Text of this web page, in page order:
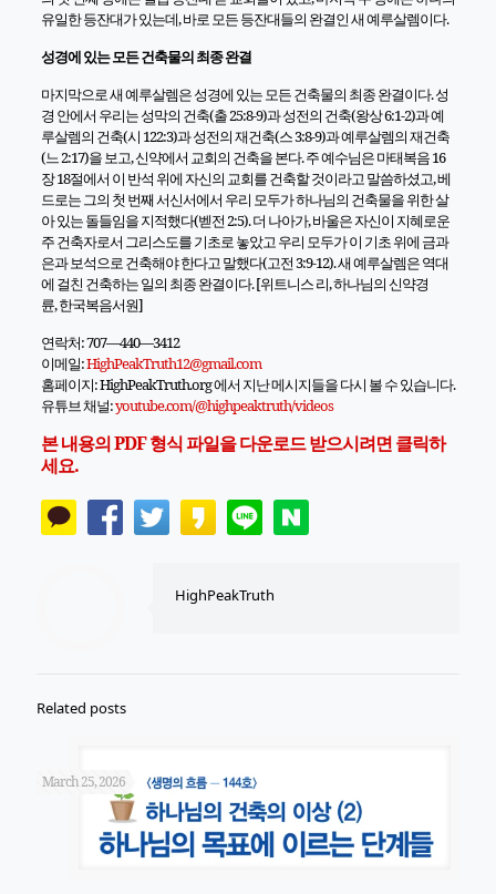
유일한 등잔대가 있는데,바로 모든 등잔대들의 완결인 새 예루살렘이다.
성경에 있는 모든 건축물의 최종 완결
마지막으로 새 예루살렘은 성경에 있는 모든 건축물의 최종 완결이다.성
경 안에서 우리는 성막의 건축(출25:8-9)과 성전의 건축(왕상6:1-2)과 예
루살렘의 건축(시 122:3)과 성전의 재건축(스3:8-9)과 예루살렘의 재건축
(느2:17)을 보고,신약에서 교회의 건축을 본다.주 예수님은 마태복음16
장18절에서 이 반석 위에 자신의 교회를 건축할 것이라고 말씀하셨고,베
드로는 그의 첫 번째 서신서에서 우리 모두가 하나님의 건축물을 위한 살
아 있는 돌들임을 지적했다(벧전2:5).더 나아가,바울은 자신이 지혜로운
주 건축자로서 그리스도를 기초로 놓았고 우리 모두가 이 기초 위에 금과
은과 보석으로 건축해야 한다고 말했다(고전3:9-12).새 예루살렘은 역대
에 걸친 건축하는 일의 최종 완결이다. [위트니스 리,하나님의 신약경
륜,한국복음서원]
연락처: 707—440—3412
이메일:HighPeakTruth12@gmail.com
홈페이지: HighPeakTruth.org 에서 지난 메시지들을 다시 볼 수 있습니다.
유튜브 채널:youtube.com/@highpeaktruth/videos
본 내용의 PDF 형식 파일을 다운로드 받으시려면 클릭하
세요.
HighPeakTruth
Related posts
March 25, 2026